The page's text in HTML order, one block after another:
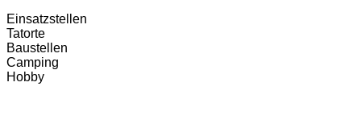
Einsatzstellen
Tatorte
Baustellen
Camping
Hobby